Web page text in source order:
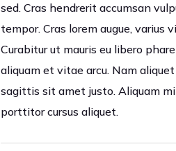
sed. Cras hendrerit accumsan
tempor. Cras lorem augue, varius
Curabitur ut mauris eu libero
aliquam et vitae arcu. Nam
sagittis sit amet justo. Aliquam
porttitor cursus aliquet.